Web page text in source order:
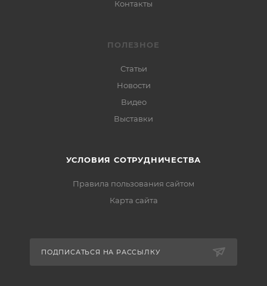
Контакты
ПОЛЕЗНОЕ
Статьи
Новости
Видео
Выставки
УСЛОВИЯ СОТРУДНИЧЕСТВА
Правила пользования сайтом
Карта сайта
ПОДПИСАТЬСЯ НА РАССЫЛКУ